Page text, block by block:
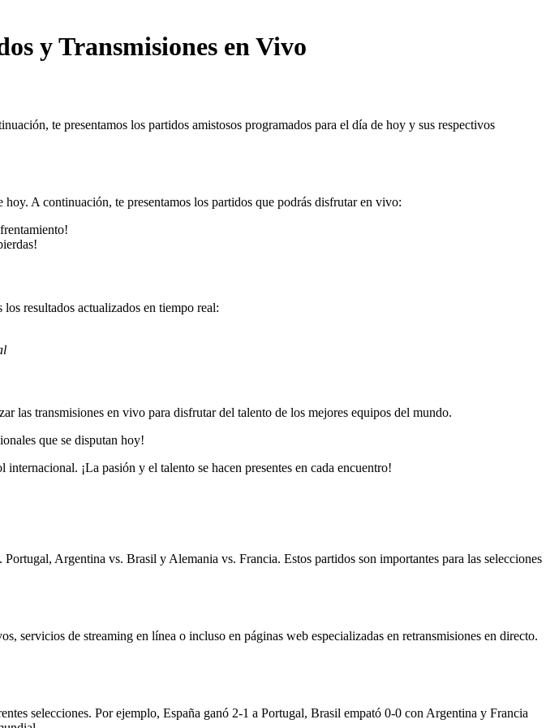
y Transmisiones en Vivo
te presentamos los partidos amistosos programados para el día de hoy y sus respectivos
A continuación, te presentamos los partidos que podrás disfrutar en vivo:
resultados actualizados en tiempo real:
las transmisiones en vivo para disfrutar del talento de los mejores equipos del mundo.
que se disputan hoy!
¡La pasión y el talento se hacen presentes en cada encuentro!
Argentina vs. Brasil y Alemania vs. Francia. Estos partidos son importantes para las selecciones
servicios de streaming en línea o incluso en páginas web especializadas en retransmisiones en directo.
selecciones. Por ejemplo, España ganó 2-1 a Portugal, Brasil empató 0-0 con Argentina y Francia